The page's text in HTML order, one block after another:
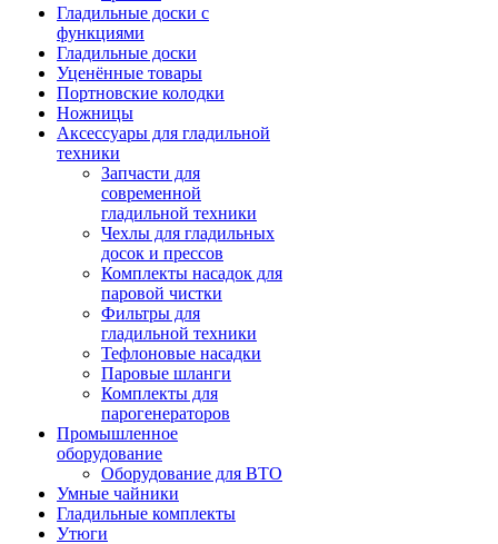
Гладильные доски с
функциями
Гладильные доски
Уценённые товары
Портновские колодки
Ножницы
Аксессуары для гладильной
техники
Запчасти для
современной
гладильной техники
Чехлы для гладильных
досок и прессов
Комплекты насадок для
паровой чистки
Фильтры для
гладильной техники
Тефлоновые насадки
Паровые шланги
Комплекты для
парогенераторов
Промышленное
оборудование
Оборудование для ВТО
Умные чайники
Гладильные комплекты
Утюги